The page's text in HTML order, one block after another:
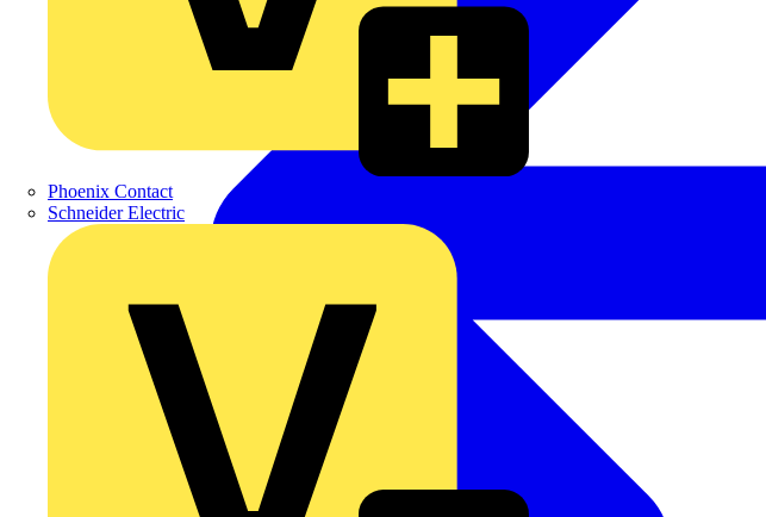
Phoenix Contact
Schneider Electric